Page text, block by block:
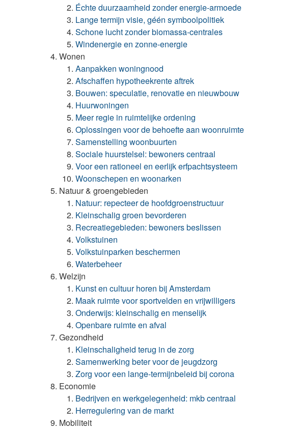
Échte duurzaamheid zonder energie-armoede
Lange termijn visie, géén symboolpolitiek
Schone lucht zonder biomassa-centrales
Windenergie en zonne-energie
Wonen
Aanpakken woningnood
Afschaffen hypotheekrente aftrek
Bouwen: speculatie, renovatie en nieuwbouw
Huurwoningen
Meer regie in ruimtelijke ordening
Oplossingen voor de behoefte aan woonruimte
Samenstelling woonbuurten
Sociale huurstelsel: bewoners centraal
Voor een rationeel en eerlijk erfpachtsysteem
Woonschepen en woonarken
Natuur & groengebieden
Natuur: repecteer de hoofdgroenstructuur
Kleinschalig groen bevorderen
Recreatiegebieden: bewoners beslissen
Volkstuinen
Volkstuinparken beschermen
Waterbeheer
Welzijn
Kunst en cultuur horen bij Amsterdam
Maak ruimte voor sportvelden en vrijwilligers
Onderwijs: kleinschalig en menselijk
Openbare ruimte en afval
Gezondheid
Kleinschaligheid terug in de zorg
Samenwerking beter voor de jeugdzorg
Zorg voor een lange-termijnbeleid bij corona
Economie
Bedrijven en werkgelegenheid: mkb centraal
Herregulering van de markt
Mobiliteit